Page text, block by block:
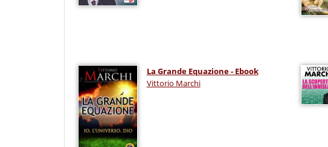
La Grande Equazione - Ebook
Vittorio Marchi